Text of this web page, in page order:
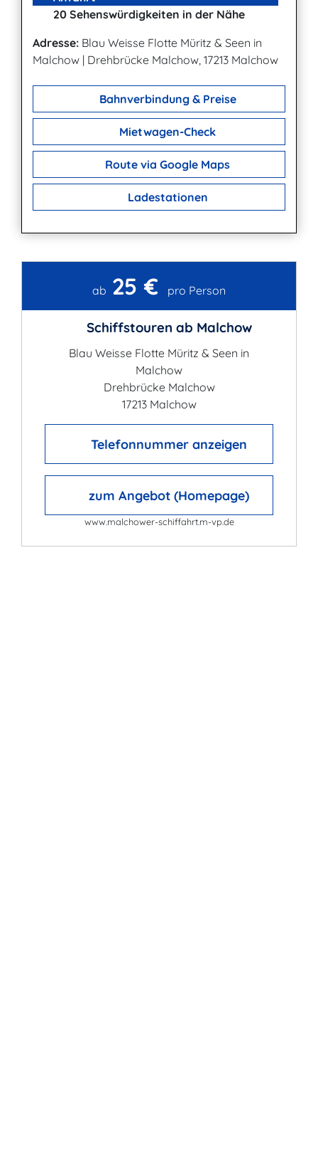
20 Sehenswürdigkeiten in der Nähe
Adresse: Blau Weisse Flotte Müritz & Seen in
Malchow | Drehbrücke Malchow, 17213 Malchow
Bahnverbindung & Preise
Mietwagen-Check
Route via Google Maps
Ladestationen
Kontakt
ab 25 € pro Person
Schiffstouren ab Malchow
Blau Weisse Flotte Müritz & Seen in
Malchow
Drehbrücke Malchow
17213 Malchow
Telefonnummer anzeigen
zum Angebot (Homepage)
www.malchower-schiffahrt.m-vp.de